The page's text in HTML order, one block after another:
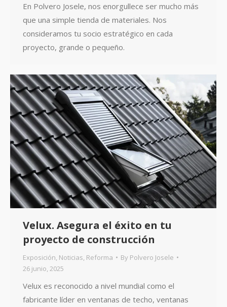
En Polvero Josele, nos enorgullece ser mucho más
que una simple tienda de materiales. Nos
consideramos tu socio estratégico en cada
proyecto, grande o pequeño.
Velux. Asegura el éxito en tu
proyecto de construcción
Exposición, Noticias, Reforma By Polvero Josele
26 junio, 2025
Velux es reconocido a nivel mundial como el
fabricante líder en ventanas de techo, ventanas